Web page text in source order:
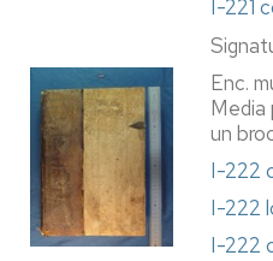
I-221
Enc.
Media
un
I-222
I-222
I-222